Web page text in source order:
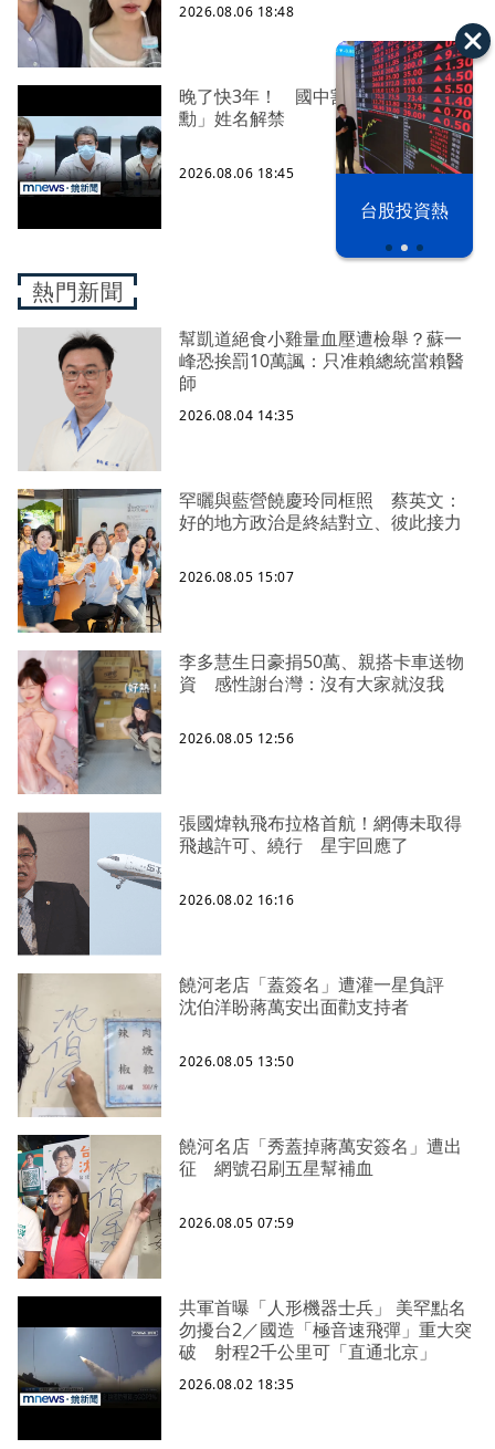
台股投資熱
2026.08.06 18:48
晚了快3年！ 國中割頸案死者「楊承
勳」姓名解禁
2026.08.06 18:45
熱門新聞
幫凱道絕食小雞量血壓遭檢舉？蘇一
峰恐挨罰10萬諷：只准賴總統當賴醫
師
2026.08.04 14:35
罕曬與藍營饒慶玲同框照 蔡英文：
好的地方政治是終結對立、彼此接力
2026.08.05 15:07
李多慧生日豪捐50萬、親搭卡車送物
資 感性謝台灣：沒有大家就沒我
2026.08.05 12:56
張國煒執飛布拉格首航！網傳未取得
飛越許可、繞行 星宇回應了
2026.08.02 16:16
饒河老店「蓋簽名」遭灌一星負評
沈伯洋盼蔣萬安出面勸支持者
2026.08.05 13:50
饒河名店「秀蓋掉蔣萬安簽名」遭出
征 網號召刷五星幫補血
2026.08.05 07:59
共軍首曝「人形機器士兵」 美罕點名
勿擾台2／國造「極音速飛彈」重大突
破 射程2千公里可「直通北京」
2026.08.02 18:35